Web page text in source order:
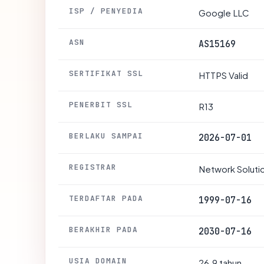
ISP / PENYEDIA Google LLC
ASN AS15169
SERTIFIKAT SSL HTTPS Valid
PENERBIT SSL R13
BERLAKU SAMPAI 2026-07-01
REGISTRAR Network
TERDAFTAR PADA 1999-07-16
BERAKHIR PADA 2030-07-16
USIA DOMAIN